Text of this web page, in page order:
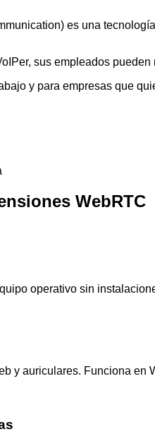
es una
sus empleados
y para empresas que
WebRTC
operativo sin
y auriculares. Funciona en